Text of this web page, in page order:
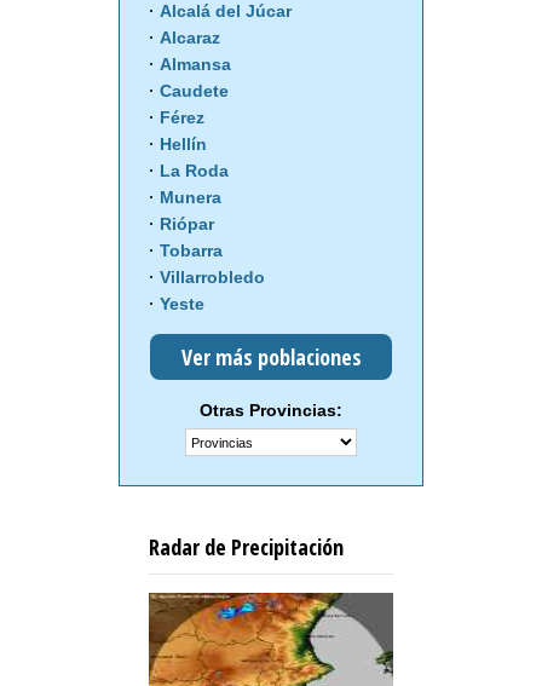
Alcalá del Júcar
Alcaraz
Almansa
Caudete
Férez
Hellín
La Roda
Munera
Riópar
Tobarra
Villarrobledo
Yeste
Ver más poblaciones
Otras Provincias:
Radar de Precipitación